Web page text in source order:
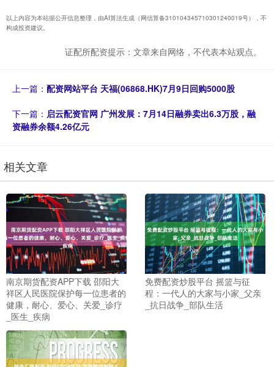
以上内容为本站据公开信息整理，由AI算法生成（网信算备310104345710301240019号），不
构成投资建议。
证配所配资提示：文章来自网络，不代表本站观点。
上一篇： 配资网站平台 天福(06868.HK)7月9日回购5000股
下一篇： 启云配资官网 广州发展：7月14日融券卖出6.3万股，融
资融券余额4.26亿元
相关文章
南京期货配资APP下载 邵阳大
祥区人民医院保护每一位患者的
健康，耐心、爱心、关爱_诊疗
_医生_疾病
免费配资炒股平台 摇篮与征
程：一代人的大家与小家_父亲
_抗日战争_部队生活